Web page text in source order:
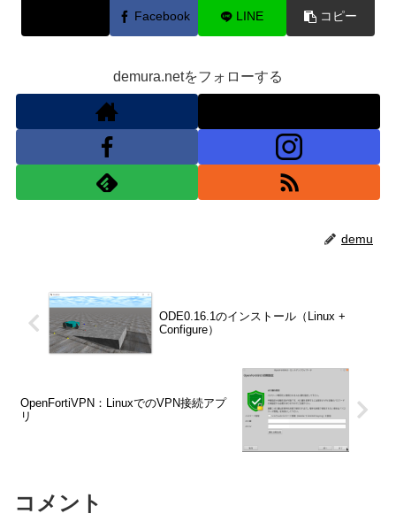
Facebook LINE コピー
demura.netをフォローする
demu
ODE0.16.1のインストール（Linux +
Configure）
OpenFortiVPN：LinuxでのVPN接続アプ
リ
コメント